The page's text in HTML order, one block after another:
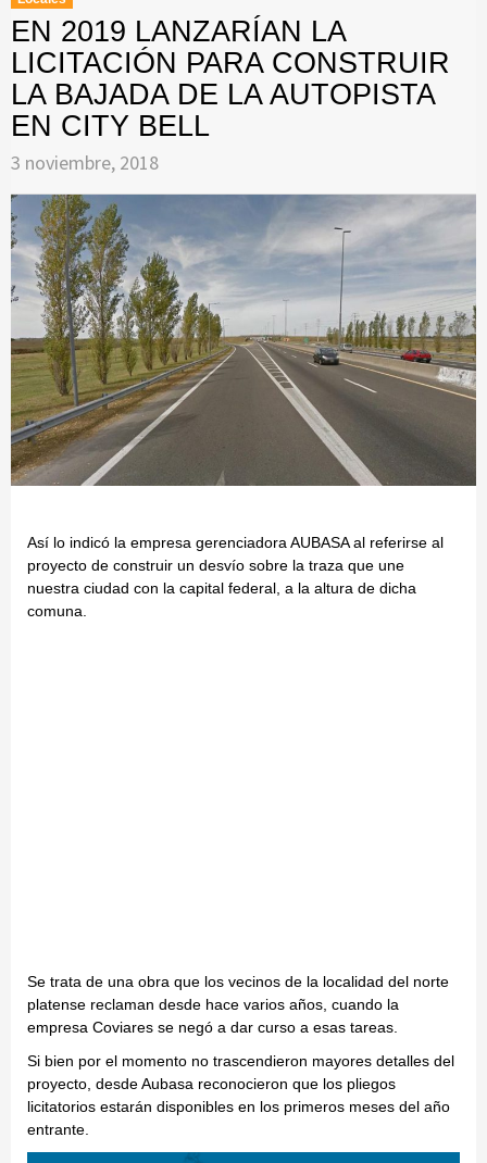
EN 2019 LANZARÍAN LA
LICITACIÓN PARA CONSTRUIR
LA BAJADA DE LA AUTOPISTA
EN CITY BELL
3 noviembre, 2018
Así lo indicó la empresa gerenciadora AUBASA al referirse al
proyecto de construir un desvío sobre la traza que une
nuestra ciudad con la capital federal, a la altura de dicha
comuna.
Se trata de una obra que los vecinos de la localidad del norte
platense reclaman desde hace varios años, cuando la
empresa Coviares se negó a dar curso a esas tareas.
Si bien por el momento no trascendieron mayores detalles del
proyecto, desde Aubasa reconocieron que los pliegos
licitatorios estarán disponibles en los primeros meses del año
entrante.